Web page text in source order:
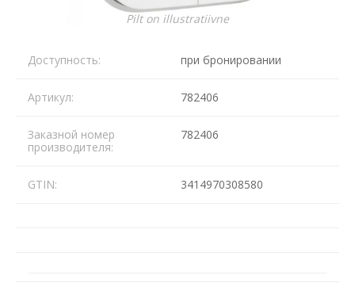
Pilt on illustratiivne
Доступность: при бронировании
Артикул: 782406
Заказной номер
производителя:
782406
GTIN: 3414970308580